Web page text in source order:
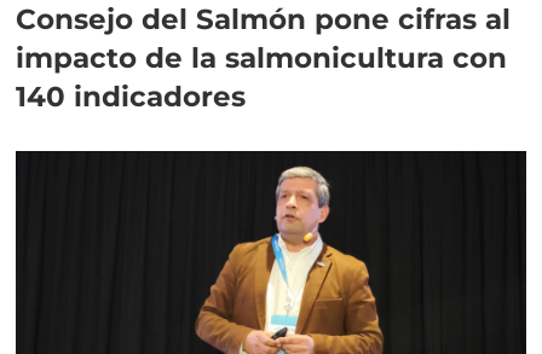
Consejo del Salmón pone cifras al
impacto de la salmonicultura con
140 indicadores